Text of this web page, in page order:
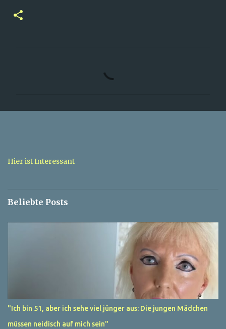
a
Hier ist Interessant
Beliebte Posts
"Ich bin 51, aber ich sehe viel jünger aus: Die jungen Mädchen
müssen neidisch auf mich sein"